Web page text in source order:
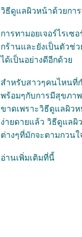
วิธีดูแลผิวหน้าด้วยกา
การทามอยเจอร์ไรเ
กร้านและยังเป็นตัวช่
ได้เป็นอย่างดีอีกด้ว
สำหรับสาวๆคนไหนที่
พร้อมๆกับการมีสุขภา
ขาดเพราะวิธีดูแลผิว
ง่ายดายแล้ว วิธีดูแลผิ
ต่างๆที่มักจะตามกวน
อ่านเพิ่มเติมที่นี้